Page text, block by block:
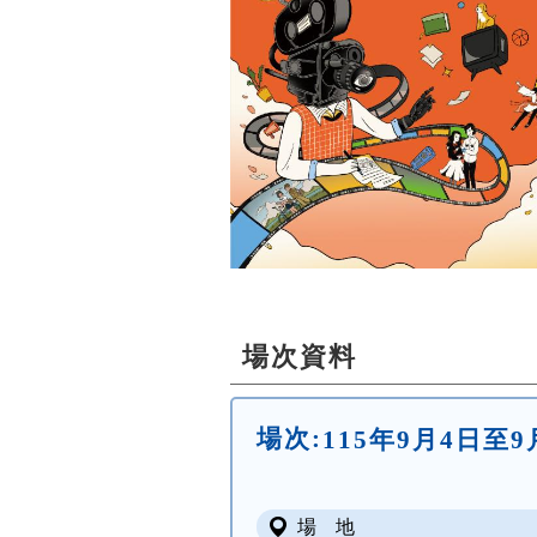
場次資料
場次: 115年9月4日至9
場 地